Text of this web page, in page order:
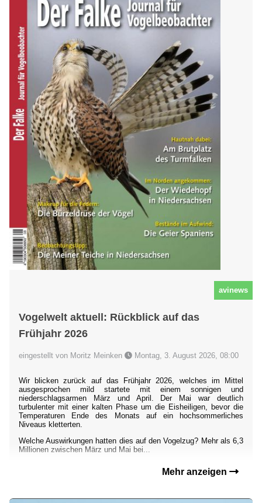
avinews
Vogelwelt aktuell: Rückblick auf das
Frühjahr 2026
eingestellt von Moritz Meinken Montag, 3. August 2026, 08:00
Wir blicken zurück auf das Frühjahr 2026, welches im Mittel
ausgesprochen mild startete mit einem sonnigen und
niederschlagsarmen März und April. Der Mai war deutlich
turbulenter mit einer kalten Phase um die Eisheiligen, bevor die
Temperaturen Ende des Monats auf ein hochsommerliches
Niveaus kletterten.
Welche Auswirkungen hatten dies auf den Vogelzug? Mehr als 6,3
Millionen zwischen März und Mai bei...
Mehr anzeigen